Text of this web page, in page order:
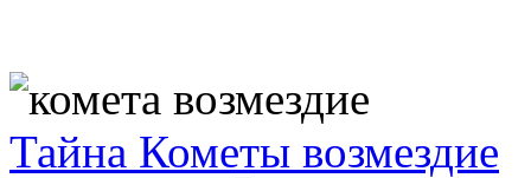
Тайна Кометы возмездие